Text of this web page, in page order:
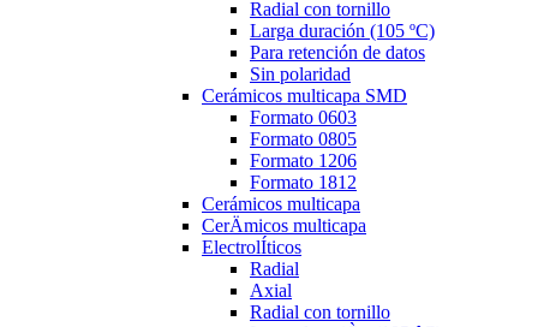
Radial con tornillo
Larga duración (105 ºC)
Para retención de datos
Sin polaridad
Cerámicos multicapa SMD
Formato 0603
Formato 0805
Formato 1206
Formato 1812
Cerámicos multicapa
CerÄmicos multicapa
ElectrolÍticos
Radial
Axial
Radial con tornillo